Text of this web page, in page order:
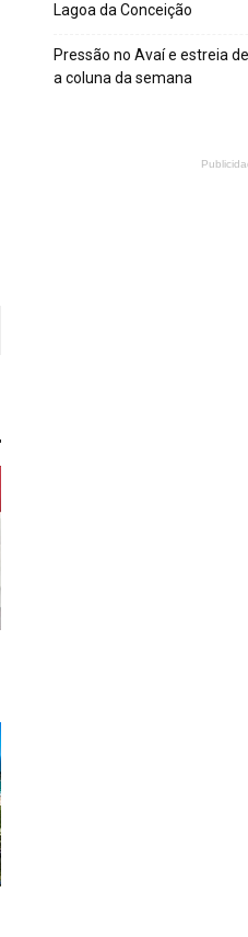
Lagoa da Conceição
Pressão no Avaí e estreia
a coluna da semana